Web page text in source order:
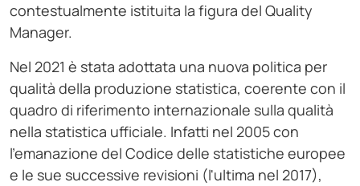
contestualmente istituita la figura del Quality
Manager.
Nel 2021 è stata adottata una nuova politica per
qualità della produzione statistica, coerente con il
quadro di riferimento internazionale sulla qualità
nella statistica ufficiale. Infatti nel 2005 con
l'emanazione del Codice delle statistiche europee
e le sue successive revisioni (l'ultima nel 2017),